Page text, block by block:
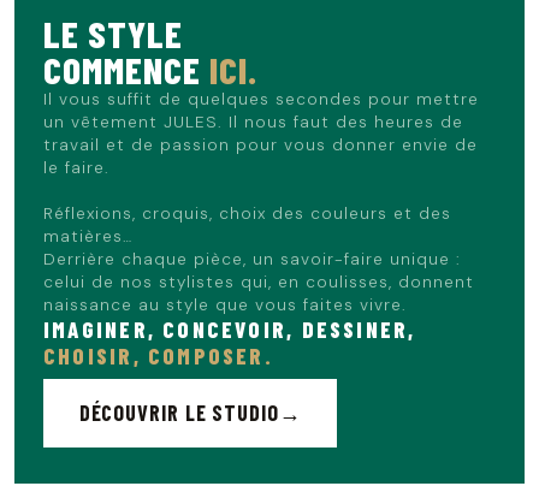
LE STYLE
COMMENCE ICI.
Il vous suffit de quelques secondes pour mettre
un vêtement JULES. Il nous faut des heures de
travail et de passion pour vous donner envie de
le faire.
Réflexions, croquis, choix des couleurs et des
matières…
Derrière chaque pièce, un savoir-faire unique :
celui de nos stylistes qui, en coulisses, donnent
naissance au style que vous faites vivre.
IMAGINER, CONCEVOIR, DESSINER,
CHOISIR, COMPOSER.
DÉCOUVRIR LE STUDIO